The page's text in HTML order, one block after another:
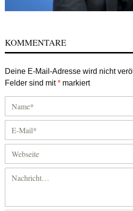
KOMMENTARE
Deine E-Mail-Adresse wird nicht
Felder sind mit* markiert